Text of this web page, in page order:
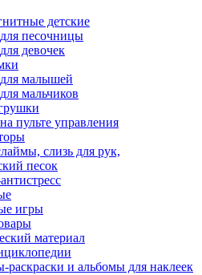
детские
песочницы
девочек
малышей
мальчиков
пульте управления
слизь для рук,
песок
игры
материал
раскраски и альбомы для наклеек